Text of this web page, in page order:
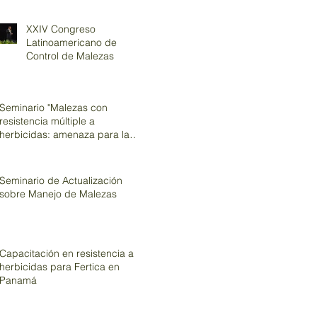
XXIV Congreso
Latinoamericano de
Control de Malezas
Seminario "Malezas con
resistencia múltiple a
herbicidas: amenaza para la
Seminario de Actualización
sobre Manejo de Malezas
Capacitación en resistencia a
herbicidas para Fertica en
Panamá